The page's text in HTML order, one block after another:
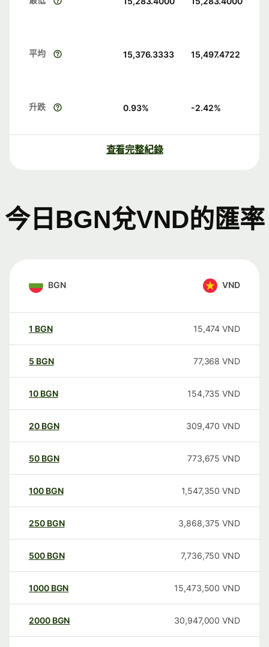
平均 15,376.3333 15,497.4722
升跌 0.93% -2.42%
查看完整紀錄
今日BGN兌VND的匯率
BGN VND
1 BGN 15,474 VND
5 BGN 77,368 VND
10 BGN 154,735 VND
20 BGN 309,470 VND
50 BGN 773,675 VND
100 BGN 1,547,350 VND
250 BGN 3,868,375 VND
500 BGN 7,736,750 VND
1000 BGN 15,473,500 VND
2000 BGN 30,947,000 VND